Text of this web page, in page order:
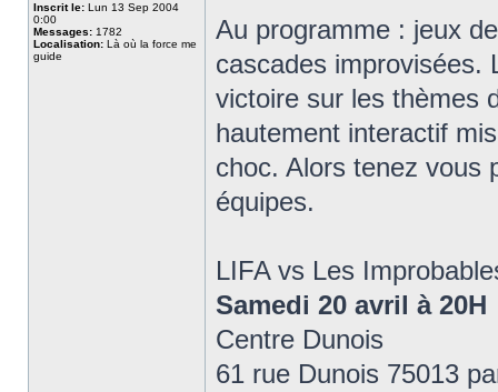
Inscrit le: Lun 13 Sep 2004
0:00
Messages: 1782
Localisation: Là où la force me
guide
Au programme : jeux
cascades improvisées.
victoire sur les thèmes
hautement interactif
choc. Alors tenez vous
équipes.
LIFA vs Les
Samedi 20 avril à 20H
Centre Dunois
61 rue Dunois 75013